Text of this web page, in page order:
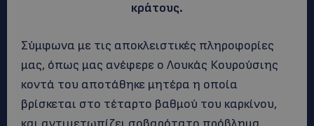
κράτους.
Σύμφωνα με τις αποκλειστικές πληροφορίες
μας, όπως μας ανέφερε ο Λουκάς Κουρούσιης
κοντά του αποτάθηκε μητέρα η οποία
βρίσκεται στο τέταρτο βαθμού του καρκίνου,